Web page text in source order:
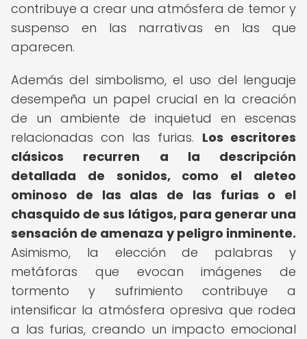
contribuye a crear una atmósfera de temor y
suspenso en las narrativas en las que
aparecen.
Además del simbolismo, el uso del lenguaje
desempeña un papel crucial en la creación
de un ambiente de inquietud en escenas
relacionadas con las furias. Los escritores
clásicos recurren a la descripción
detallada de sonidos, como el aleteo
ominoso de las alas de las furias o el
chasquido de sus látigos, para generar una
sensación de amenaza y peligro inminente.
Asimismo, la elección de palabras y
metáforas que evocan imágenes de
tormento y sufrimiento contribuye a
intensificar la atmósfera opresiva que rodea
a las furias, creando un impacto emocional